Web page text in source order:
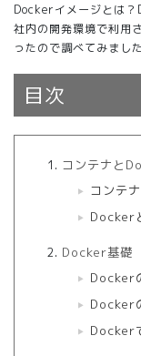
Dockerイメージとは
社内の開発環境で利用
ったので調べてみました
目次
コンテナと
コンテ
Docker
Docker基礎
Docker
Docker
Docker